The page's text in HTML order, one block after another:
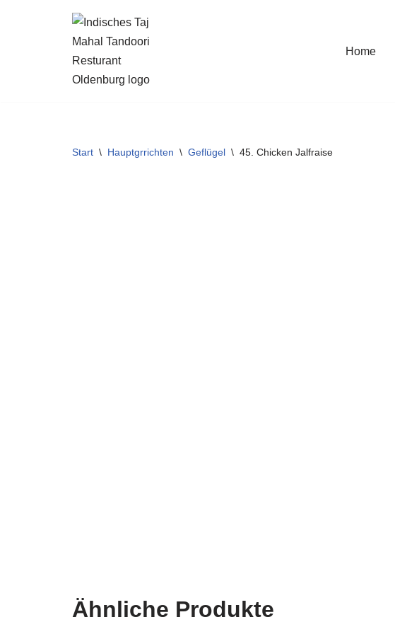
Home
Start \ Hauptgrrichten \ Geflügel \ 45. Chicken Jalfraise
Ähnliche Produkte